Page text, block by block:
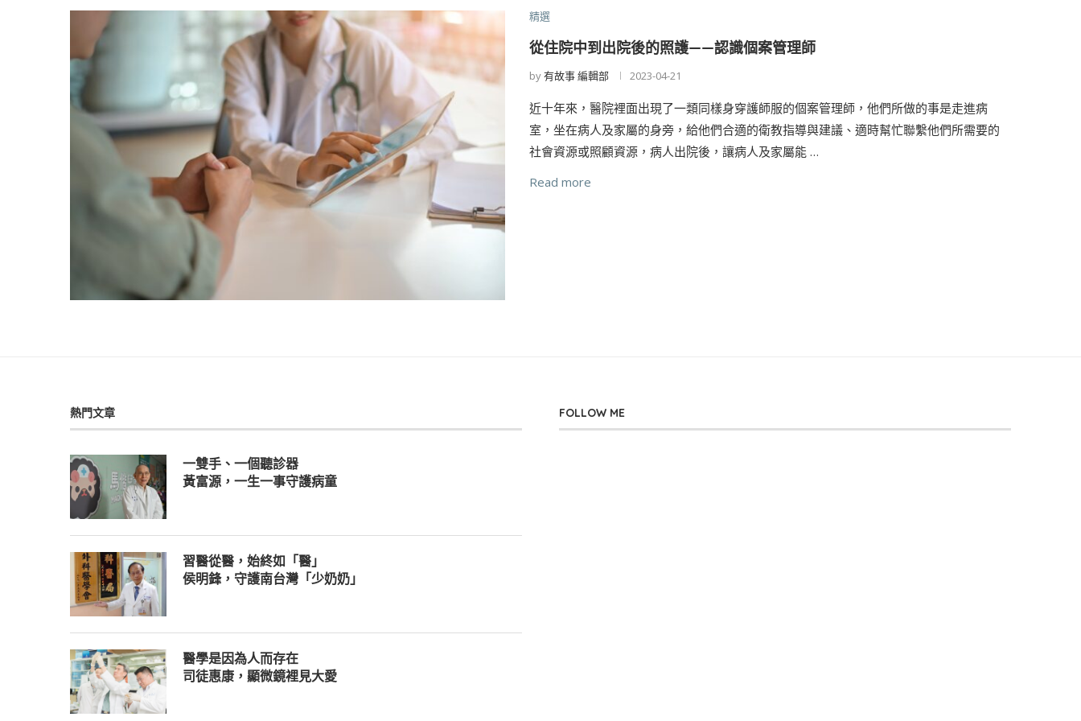
精選
從住院中到出院後的照護——認識個案管理師
by有故事 編輯部 2023-04-21
近十年來，醫院裡面出現了一類同樣身穿護師服的個案管理師，他們所做的事是走進病
室，坐在病人及家屬的身旁，給他們合適的衛教指導與建議、適時幫忙聯繫他們所需要的
社會資源或照顧資源，病人出院後，讓病人及家屬能 …
Read more
熱門文章
一雙手、一個聽診器
黃富源，一生一事守護病童
習醫從醫，始終如「醫」
侯明鋒，守護南台灣「少奶奶」
醫學是因為人而存在
司徒惠康，顯微鏡裡見大愛
FOLLOW ME